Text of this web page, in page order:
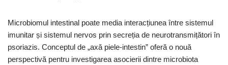
Microbiomul intestinal poate media interacțiunea între sistemul
imunitar și sistemul nervos prin secreția de neurotransmițători în
psoriazis. Conceptul de „axă piele-intestin” oferă o nouă
perspectivă pentru investigarea asocierii dintre microbiota